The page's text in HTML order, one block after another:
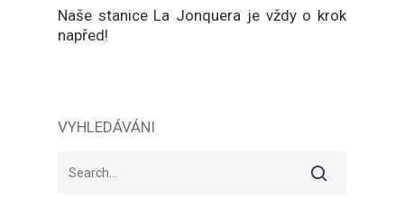
Naše stanice La Jonquera je vždy o krok
napřed!
VYHLEDÁVÁNI